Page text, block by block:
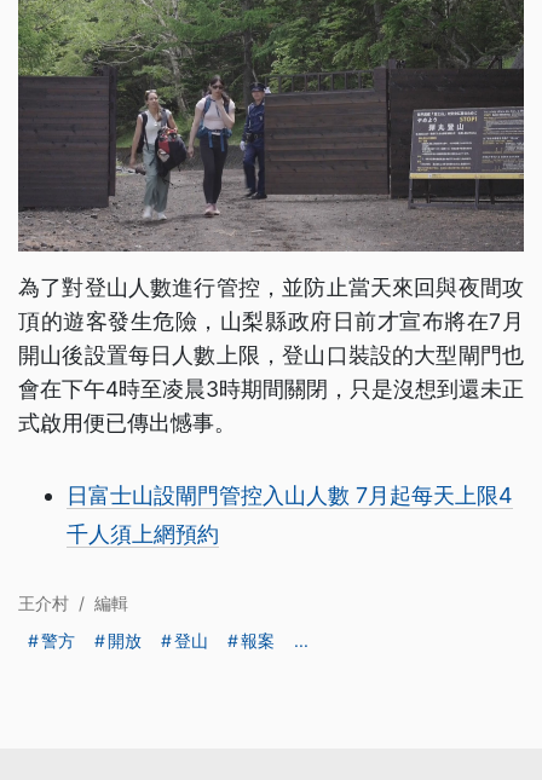
為了對登山人數進行管控，並防止當天來回與夜間攻
頂的遊客發生危險，山梨縣政府日前才宣布將在7月
開山後設置每日人數上限，登山口裝設的大型閘門也
會在下午4時至凌晨3時期間關閉，只是沒想到還未正
式啟用便已傳出憾事。
日富士山設閘門管控入山人數 7月起每天上限4
千人須上網預約
王介村 / 編輯
警方
開放 登山 報案 ...